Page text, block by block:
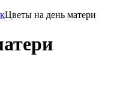
Цветы на день матери